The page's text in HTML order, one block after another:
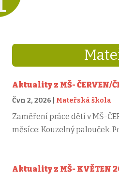
Aktuality z MŠ- ČERVEN/
Čvn 2, 2026 Mateřská škola
Zaměření práce dětí v MŠ-
měsíce: Kouzelný palouček.
Aktuality z MŠ- KVĚTEN